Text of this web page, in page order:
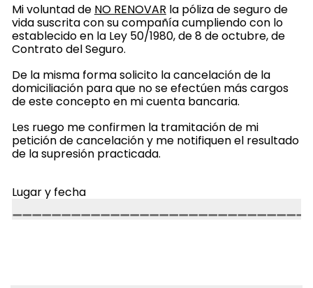
Mi voluntad de NO RENOVAR la póliza de seguro de
vida suscrita con su compañía cumpliendo con lo
establecido en la Ley 50/1980, de 8 de octubre, de
Contrato del Seguro.
De la misma forma solicito la cancelación de la
domiciliación para que no se efectúen más cargos
de este concepto en mi cuenta bancaria.
Les ruego me confirmen la tramitación de mi
petición de cancelación y me notifiquen el resultado
de la supresión practicada.
Lugar y fecha